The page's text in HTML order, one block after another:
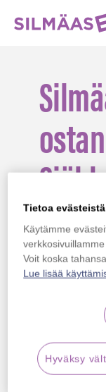
Silmäasema –
Sjöblomin
voimaan
asiakkaita
Malmin
Tietoa evästeistä
Käytämme
Voit koska
Lue lisää
Hyväksy